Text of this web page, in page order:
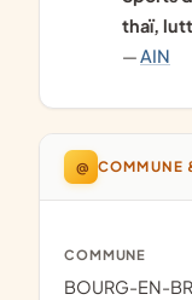
thaï,
—AIN
@
COMMUNE
BOURG-EN-